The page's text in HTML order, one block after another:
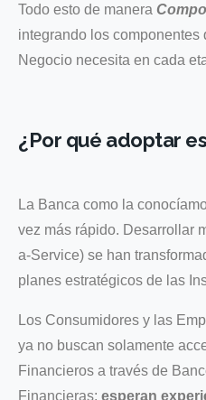
Todo esto de manera
integrando los componentes
Negocio necesita en cada
¿Por qué adoptar
La Banca como la
vez más rápido. Desarrollar
a-Service) se han
planes estratégicos de las
Los Consumidores y las
ya no buscan solamente
Financieros a través de
Financieras: esperan